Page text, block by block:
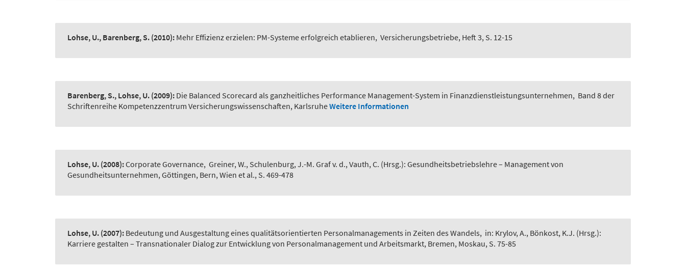
Lohse, U., Barenberg, S. (2010): Mehr Effizienz erzielen: PM-Systeme erfolgreich etablieren, Versicherungsbetriebe, Heft 3, S. 12-15
Barenberg, S., Lohse, U. (2009): Die Balanced Scorecard als ganzheitliches Performance Management-System in Finanzdienstleistungsunternehmen, Band 8 der
Schriftenreihe Kompetenzzentrum Versicherungswissenschaften, KarlsruheWeitere Informationen
Lohse, U. (2008):Corporate Governance, Greiner, W., Schulenburg, J.-M. Graf v. d., Vauth, C. (Hrsg.): Gesundheitsbetriebslehre – Management von
Gesundheitsunternehmen, Göttingen, Bern, Wien et al., S. 469-478
Lohse, U. (2007): Bedeutung und Ausgestaltung eines qualitätsorientierten Personalmanagements in Zeiten des Wandels, in: Krylov, A., Bönkost, K.J. (Hrsg.):
Karriere gestalten – Transnationaler Dialog zur Entwicklung von Personalmanagement und Arbeitsmarkt, Bremen, Moskau, S. 75-85